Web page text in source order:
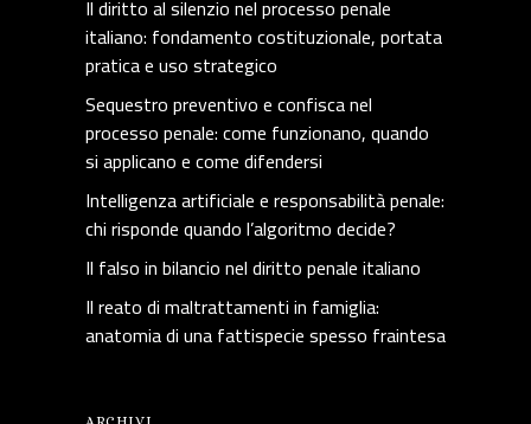
Il diritto al silenzio nel processo penale
italiano: fondamento costituzionale, portata
pratica e uso strategico
Sequestro preventivo e confisca nel
processo penale: come funzionano, quando
si applicano e come difendersi
Intelligenza artificiale e responsabilità penale:
chi risponde quando l’algoritmo decide?
Il falso in bilancio nel diritto penale italiano
Il reato di maltrattamenti in famiglia:
anatomia di una fattispecie spesso fraintesa